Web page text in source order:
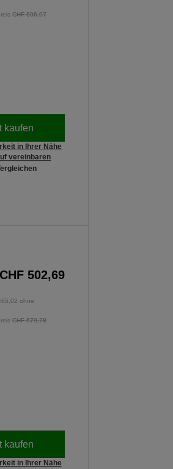
CHF 606,07
kaufen
in Ihrer Nähe
vereinbaren
CHF 502,69
ohne
CHF 679,78
kaufen
in Ihrer Nähe